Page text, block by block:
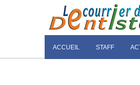
ACCUEIL STAFF